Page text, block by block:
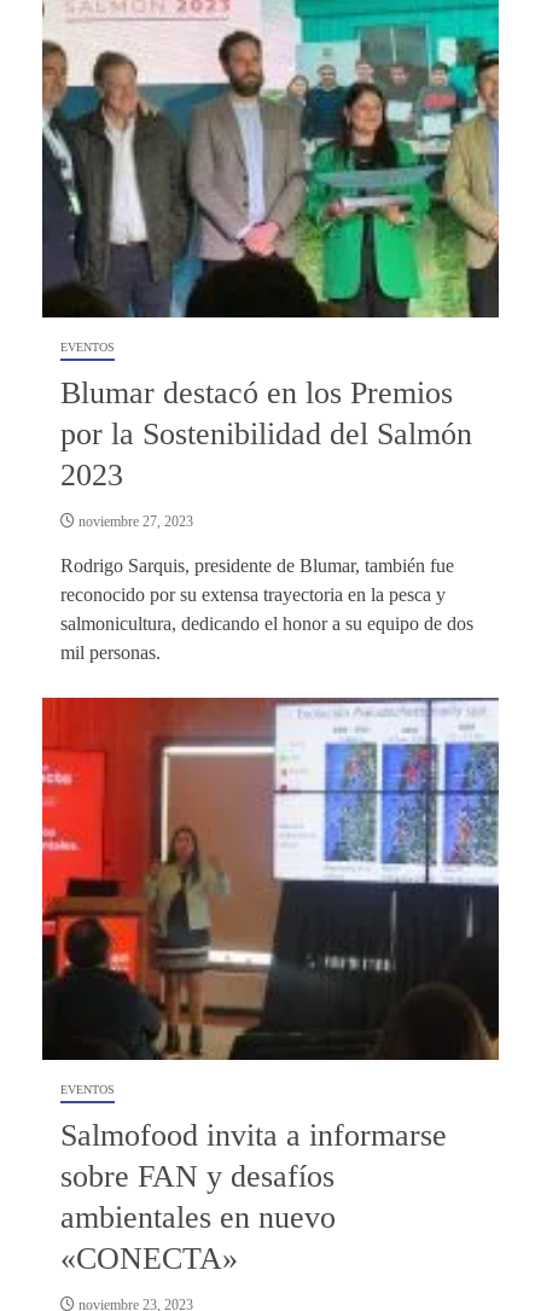
EVENTOS
Blumar destacó en los Premios
por la Sostenibilidad del Salmón
2023
noviembre 27, 2023
Rodrigo Sarquis, presidente de Blumar, también fue
reconocido por su extensa trayectoria en la pesca y
salmonicultura, dedicando el honor a su equipo de dos
mil personas.
EVENTOS
Salmofood invita a informarse
sobre FAN y desafíos
ambientales en nuevo
«CONECTA»
noviembre 23, 2023